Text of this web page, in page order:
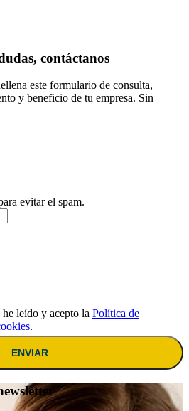
contáctanos
este formulario de consulta,
y beneficio de tu empresa. Sin
evitar el spam.
leído y acepto la Política de
.
ENVIAR